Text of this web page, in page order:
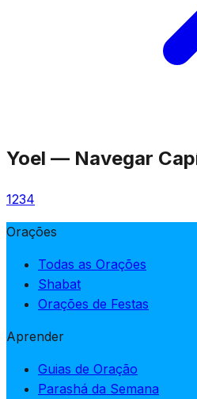
Yoel — Navegar
1234
Orações
Todas as Orações
Shabat
Orações de Festas
Aprender
Guias de Oração
Parashá da Semana